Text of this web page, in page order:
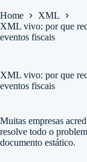
Home
XML
XML vivo: por que
eventos fiscais
XML vivo: por que
eventos fiscais
Muitas empresas
resolve todo o
documento estático.